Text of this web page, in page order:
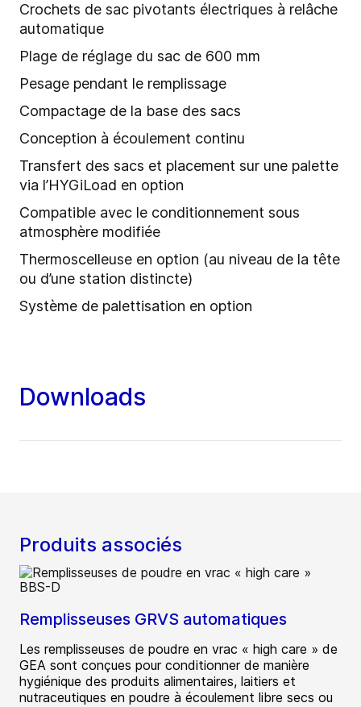
Crochets de sac pivotants électriques à relâche
automatique
Plage de réglage du sac de 600 mm
Pesage pendant le remplissage
Compactage de la base des sacs
Conception à écoulement continu
Transfert des sacs et placement sur une palette
via l’HYGiLoad en option
Compatible avec le conditionnement sous
atmosphère modifiée
Thermoscelleuse en option (au niveau de la tête
ou d’une station distincte)
Système de palettisation en option
Downloads
Produits associés
Remplisseuses GRVS automatiques
Les remplisseuses de poudre en vrac « high care » de
GEA sont conçues pour conditionner de manière
hygiénique des produits alimentaires, laitiers et
nutraceutiques en poudre à écoulement libre secs ou